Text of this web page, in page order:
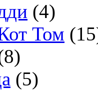
(4)
Том
(5)